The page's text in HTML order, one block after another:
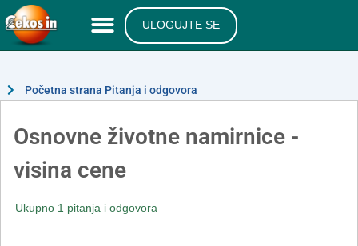
ULOGUJTE SE
Početna strana Pitanja i odgovora
Osnovne životne namirnice -
visina cene
Ukupno 1 pitanja i odgovora